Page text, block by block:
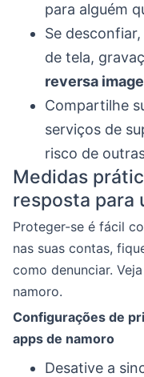
para alguém
Se
de tela,
reversa
Compartilhe
serviços de
risco de
Medidas
resposta para
Proteger-se é fácil
nas suas contas,
como denunciar.
namoro.
Configurações de
apps de namoro
Desative a